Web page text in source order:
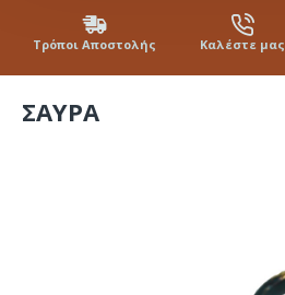
Τρόποι Αποστολής Καλέστε μας
ΣΑΥΡΑ